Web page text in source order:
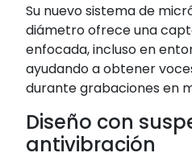
Su nuevo sistema de
diámetro ofrece una
enfocada, incluso en
ayudando a obtener
durante grabaciones en
Diseño con
antivibración